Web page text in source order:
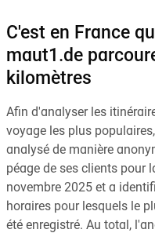
C'est en France
maut1.de
kilomètres
Afin d'analyser les
voyage les plus
analysé de manière
péage de ses clients pour
novembre 2025 et a
horaires pour lesquels le
été enregistré. Au total,